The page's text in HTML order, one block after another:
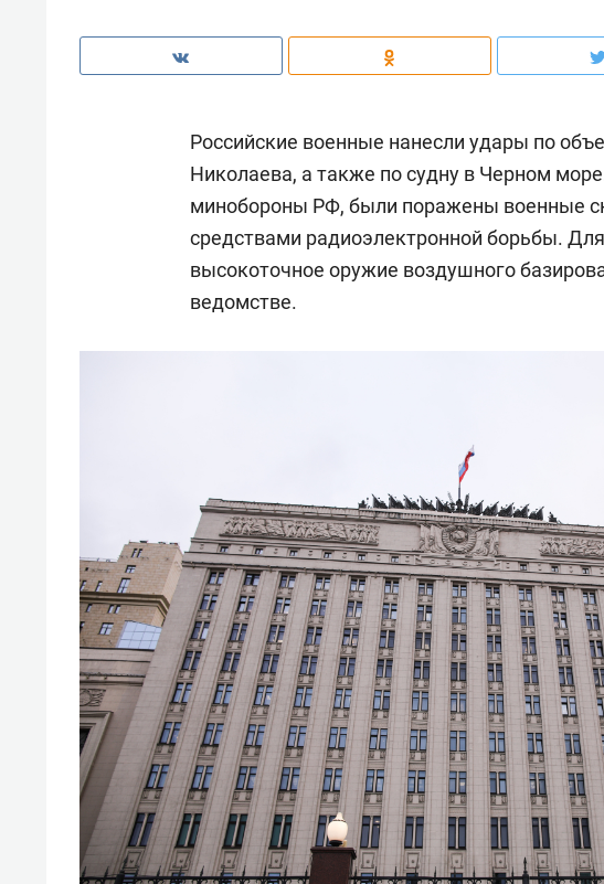
Российские военные нанесли удары по
Николаева, а также по судну в Черном
минобороны РФ, были поражены военные
средствами радиоэлектронной борьбы.
высокоточное оружие воздушного
ведомстве.